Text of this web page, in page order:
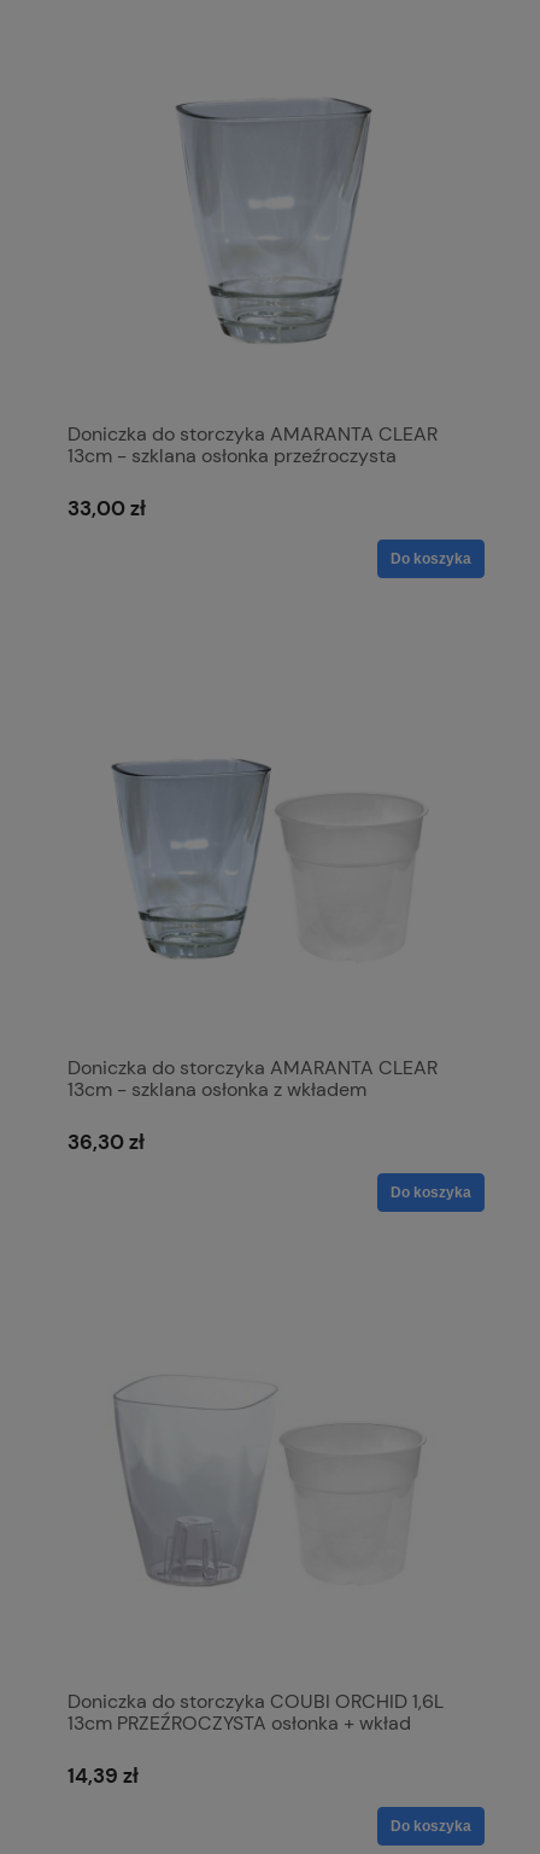
Doniczka do storczyka AMARANTA CLEAR
13cm - szklana osłonka przeźroczysta
33,00 zł
Do koszyka
Doniczka do storczyka AMARANTA CLEAR
13cm - szklana osłonka z wkładem
36,30 zł
Do koszyka
Doniczka do storczyka COUBI ORCHID 1,6L
13cm PRZEŹROCZYSTA osłonka + wkład
14,39 zł
Do koszyka